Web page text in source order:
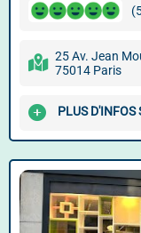
25 Av. Jean
75014 Paris
PLUS D'INFOS